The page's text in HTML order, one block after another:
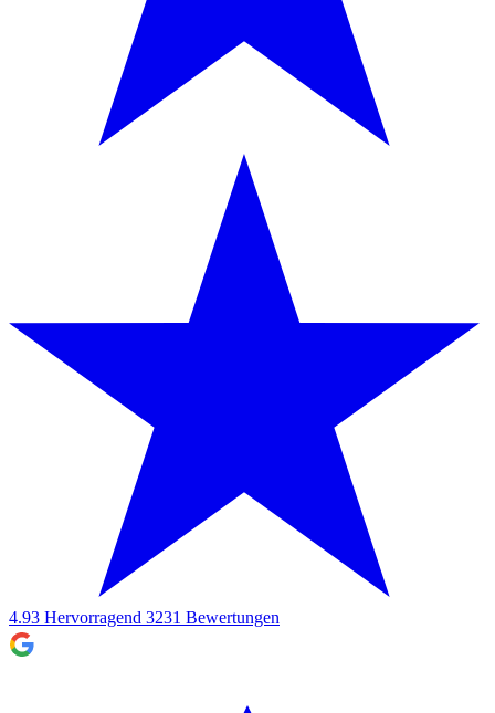
4.93 Hervorragend 3231 Bewertungen